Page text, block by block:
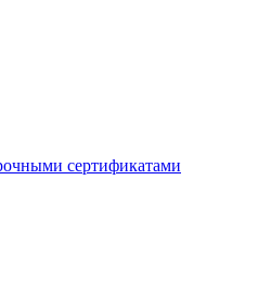
сертификатами